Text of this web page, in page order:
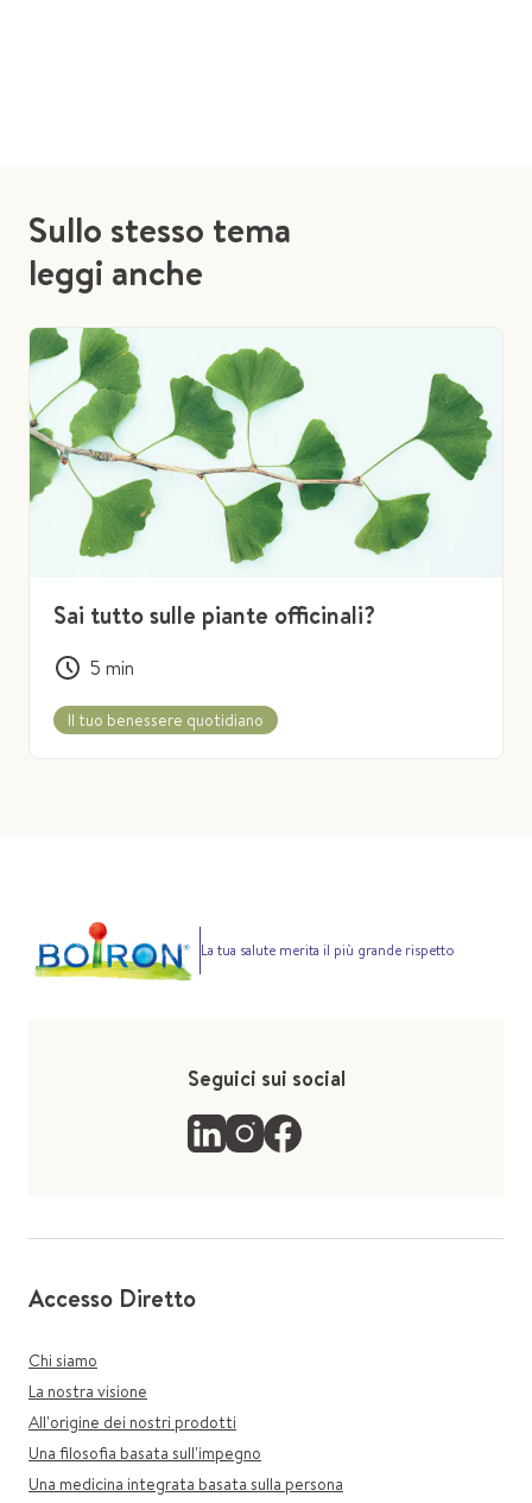
Sullo stesso tema
leggi anche
Sai tutto sulle piante officinali?
5 min
Il tuo benessere quotidiano
La tua salute merita il più grande rispetto
Seguici sui social
Accesso Diretto
Chi siamo
La nostra visione
All'origine dei nostri prodotti
Una filosofia basata sull'impegno
Una medicina integrata basata sulla persona